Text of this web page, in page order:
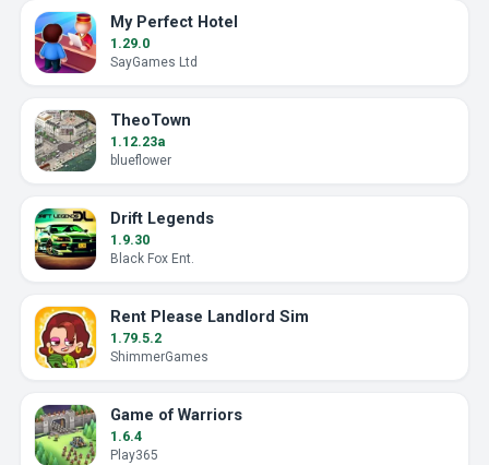
My Perfect Hotel
1.29.0
SayGames Ltd
TheoTown
1.12.23a
blueflower
Drift Legends
1.9.30
Black Fox Ent.
Rent Please Landlord Sim
1.79.5.2
ShimmerGames
Game of Warriors
1.6.4
Play365